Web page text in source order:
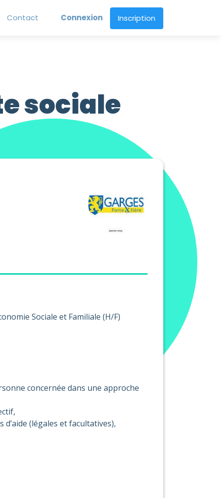
Contact Connexion Inscription
sociale
Sociale et Familiale (H/F)
concernée dans une approche
(légales et facultatives),